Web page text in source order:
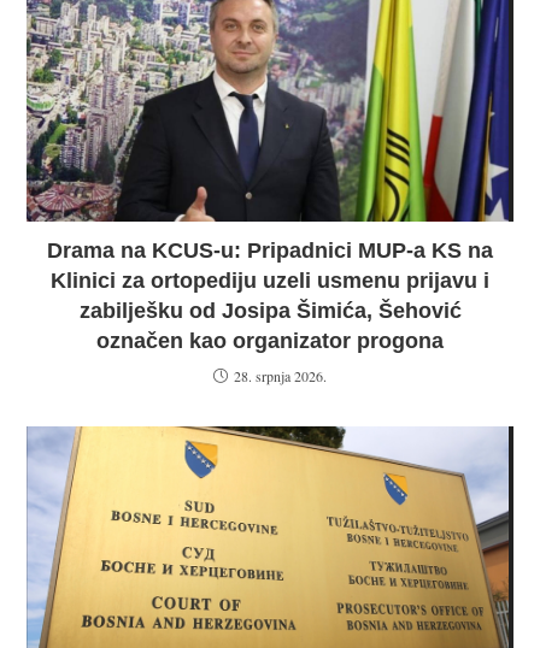
Drama na KCUS-u: Pripadnici MUP-a KS na
Klinici za ortopediju uzeli usmenu prijavu i
zabilješku od Josipa Šimića, Šehović
označen kao organizator progona
28. srpnja 2026.